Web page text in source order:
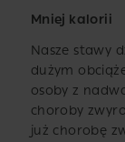
Mniej kalorii
Nasze stawy
dużym
osoby z
choroby
już chorobę